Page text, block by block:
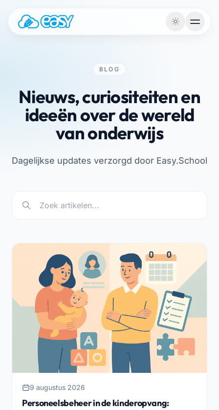
BLOG
Nieuws, curiositeiten en
ideeën over de wereld
van onderwijs
Dagelijkse updates verzorgd door Easy.School
9 augustus 2026
Personeelsbeheer in de kinderopvang: